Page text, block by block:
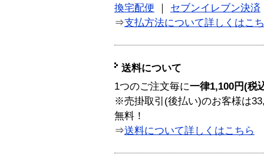
換宅配便
セブンイレブン決済
⇒支払方法について詳しくはこ
送料について
1つのご注文毎に一律1,100円(税
※売掛取引(後払い)のお客様は
無料！
⇒送料について詳しくはこちら